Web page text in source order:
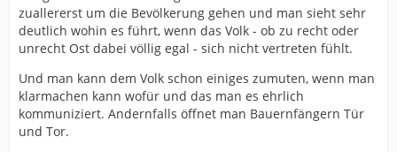
zuallererst um die Bevölkerung gehen und man sieht sehr
deutlich wohin es führt, wenn das Volk - ob zu recht oder
unrecht Ost dabei völlig egal - sich nicht vertreten fühlt.
Und man kann dem Volk schon einiges zumuten, wenn man
klarmachen kann wofür und das man es ehrlich
kommuniziert. Andernfalls öffnet man Bauernfängern Tür
und Tor.